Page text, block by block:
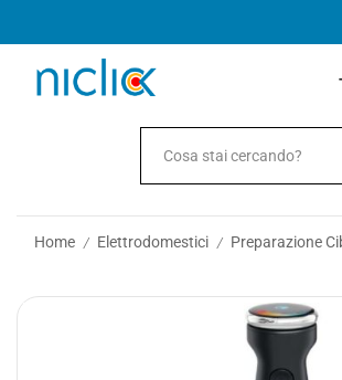
Home / Elettrodomestici / Preparazione